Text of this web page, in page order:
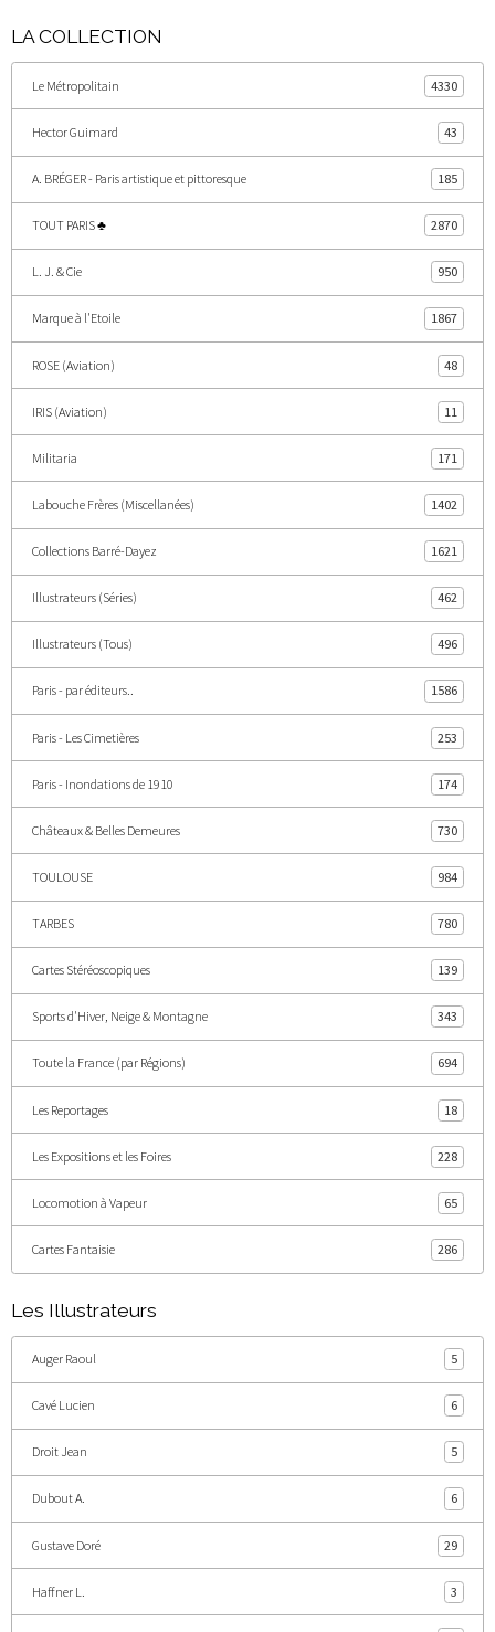
LA COLLECTION
Le Métropolitain 4330
Hector Guimard 43
A. BRÉGER - Paris artistique et pittoresque 185
TOUT PARIS ♣ 2870
L. J. & Cie 950
Marque à l'Etoile 1867
ROSE (Aviation) 48
IRIS (Aviation) 11
Militaria 171
Labouche Frères (Miscellanées) 1402
Collections Barré-Dayez 1621
Illustrateurs (Séries) 462
Illustrateurs (Tous) 496
Paris - par éditeurs.. 1586
Paris - Les Cimetières 253
Paris - Inondations de 1910 174
Châteaux & Belles Demeures 730
TOULOUSE 984
TARBES 780
Cartes Stéréoscopiques 139
Sports d'Hiver, Neige & Montagne 343
Toute la France (par Régions) 694
Les Reportages 18
Les Expositions et les Foires 228
Locomotion à Vapeur 65
Cartes Fantaisie 286
Les Illustrateurs
Auger Raoul 5
Cavé Lucien 6
Droit Jean 5
Dubout A. 6
Gustave Doré 29
Haffner L. 3